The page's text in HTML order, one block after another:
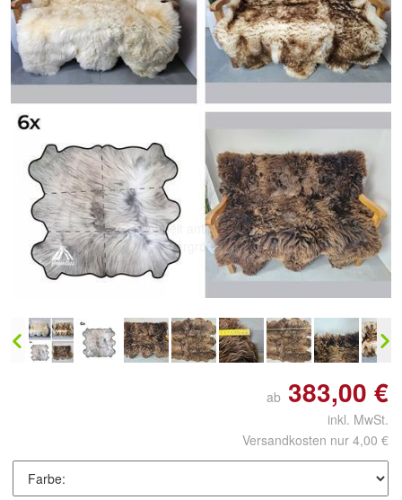
Doppelt antippen zum
vergrößern
ab 383,00 €
inkl. MwSt.
Versandkosten nur 4,00 €